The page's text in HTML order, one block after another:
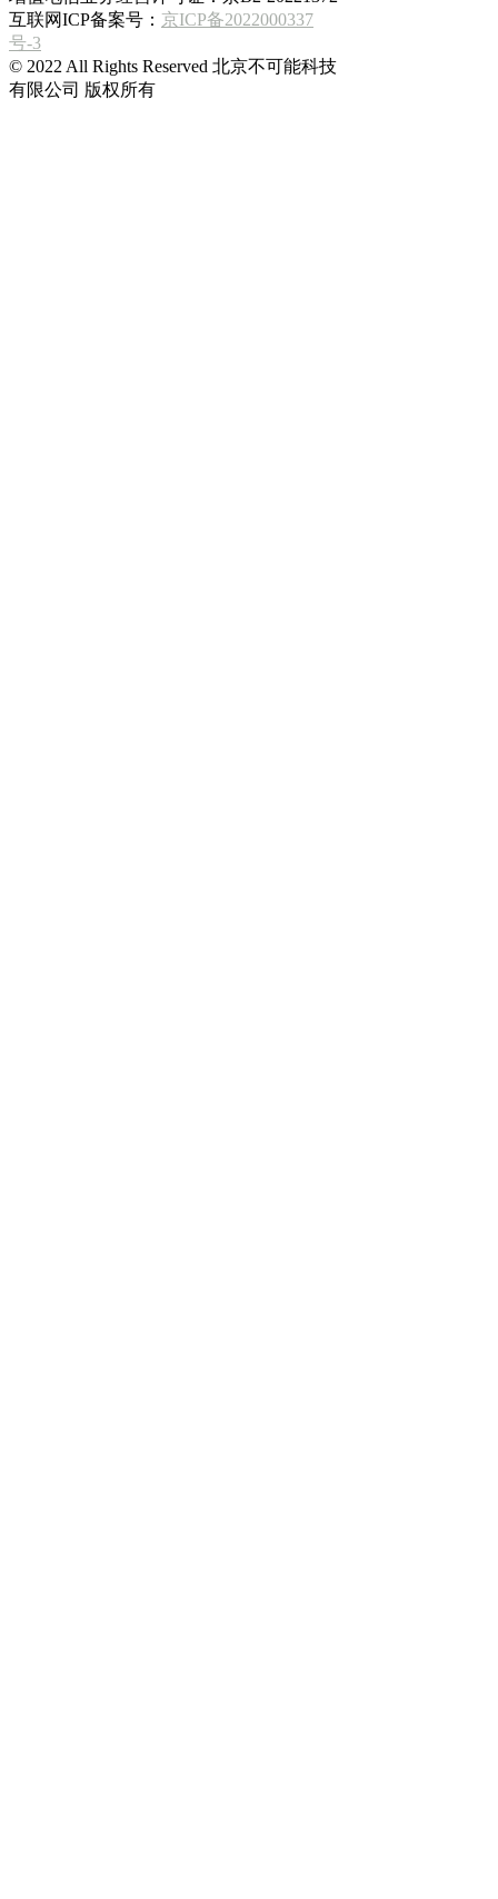
互联网ICP备案号： 京ICP备2022000337
号-3
© 2022 All Rights Reserved 北京不可能科技
有限公司 版权所有